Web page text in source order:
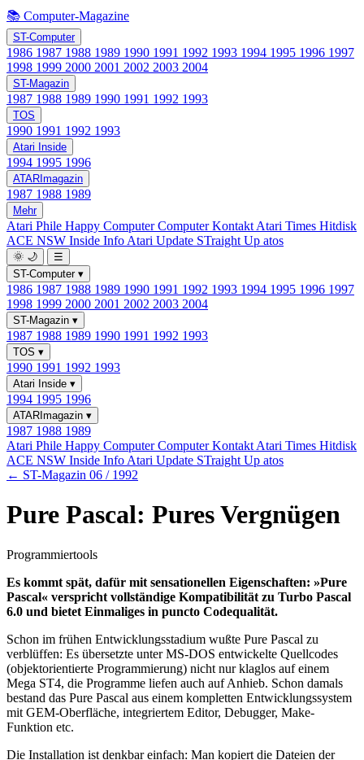
📚 Computer-Magazine
ST-Computer
1986 1987 1988 1989 1990 1991 1992 1993 1994 1995 1996 1997
1998 1999 2000 2001 2002 2003 2004
ST-Magazin
1987 1988 1989 1990 1991 1992 1993
TOS
1990 1991 1992 1993
Atari Inside
1994 1995 1996
ATARImagazin
1987 1988 1989
Mehr
Atari Phile Happy ComputerComputer Kontakt Atari Times Hitdisk
ACE NSW Inside Info Atari Update STraight Up atos
🌞 🌙
☰
ST-Computer ▾
1986 1987 1988 1989 1990 1991 1992 1993 1994 1995 1996 1997
1998 1999 2000 2001 2002 2003 2004
ST-Magazin ▾
1987 1988 1989 1990 1991 1992 1993
TOS ▾
1990 1991 1992 1993
Atari Inside ▾
1994 1995 1996
ATARImagazin ▾
1987 1988 1989
Atari Phile Happy ComputerComputer Kontakt Atari Times Hitdisk
ACE NSW Inside Info Atari Update STraight Up atos
← ST-Magazin 06 / 1992
Pure Pascal: Pures Vergnügen
Programmiertools
Es kommt spät, dafür mit sensationellen Eigenschaften: »Pure
Pascal« verspricht vollständige Kompatibilität zu Turbo Pascal
6.0 und bietet Einmaliges in puncto Codequalität.
Schon im frühen Entwicklungsstadium wußte Pure Pascal zu
verblüffen: Es übersetzte unter MS-DOS entwickelte Quellcodes
(objektorientierte Programmierung) nicht nur klaglos auf einem
Mega ST4, die Programme liefen auch auf Anhieb. Schon damals
bestand das Pure Pascal aus einem kompletten Entwicklungssystem
mit GEM-Oberfläche, integriertem Editor, Debugger, Make-
Funktion etc.
Die Installation ist denkbar einfach: Man kopiert die Dateien der